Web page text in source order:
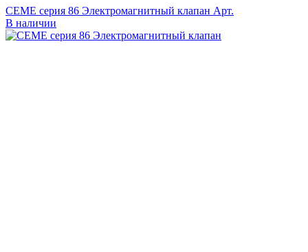
CEME серия 86 Электромагнитный клапан Арт.
В наличии